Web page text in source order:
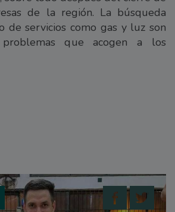
de la región. La búsqueda
de servicios como gas y luz son
que acogen a los